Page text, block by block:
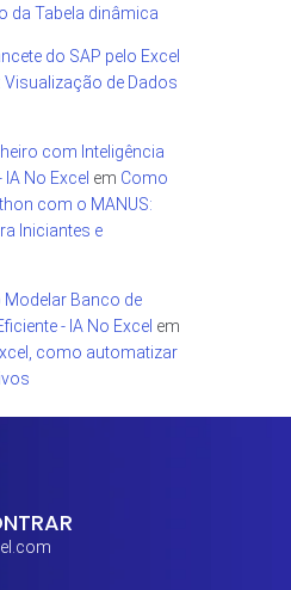
da Tabela dinâmica
do SAP pelo Excel
Visualização de Dados
com Inteligência
No Excel em Como
com o MANUS:
Iniciantes e
Modelar Banco de
- IA No Excel em
como automatizar